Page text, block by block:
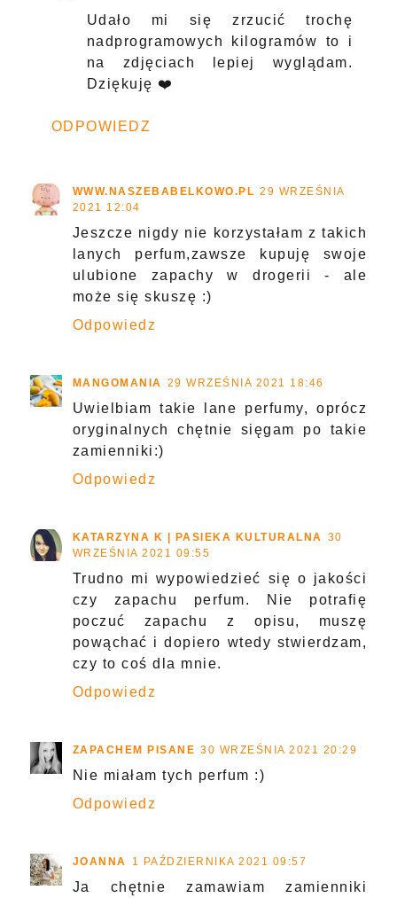
Udało mi się zrzucić trochę
nadprogramowych kilogramów to i
na zdjęciach lepiej wyglądam.
Dziękuję ❤️
ODPOWIEDZ
WWW.NASZEBABELKOWO.PL 29 WRZEŚNIA
2021 12:04
Jeszcze nigdy nie korzystałam z takich
lanych perfum,zawsze kupuję swoje
ulubione zapachy w drogerii - ale
może się skuszę :)
Odpowiedz
MANGOMANIA 29 WRZEŚNIA 2021 18:46
Uwielbiam takie lane perfumy, oprócz
oryginalnych chętnie sięgam po takie
zamienniki:)
Odpowiedz
KATARZYNA K | PASIEKA KULTURALNA 30
WRZEŚNIA 2021 09:55
Trudno mi wypowiedzieć się o jakości
czy zapachu perfum. Nie potrafię
poczuć zapachu z opisu, muszę
powąchać i dopiero wtedy stwierdzam,
czy to coś dla mnie.
Odpowiedz
ZAPACHEM PISANE 30 WRZEŚNIA 2021 20:29
Nie miałam tych perfum :)
Odpowiedz
JOANNA 1 PAŹDZIERNIKA 2021 09:57
Ja chętnie zamawiam zamienniki